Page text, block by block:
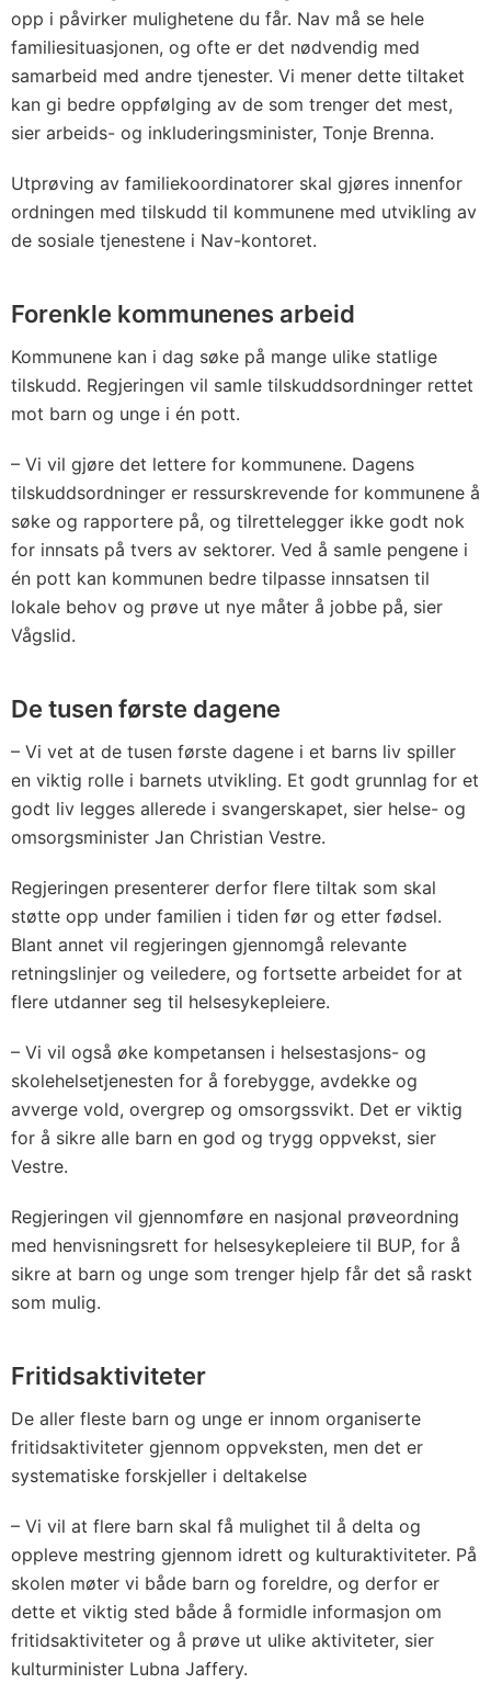
opp i påvirker mulighetene du får. Nav må se hele
familiesituasjonen, og ofte er det nødvendig med
samarbeid med andre tjenester. Vi mener dette tiltaket
kan gi bedre oppfølging av de som trenger det mest,
sier arbeids- og inkluderingsminister, Tonje Brenna.
Utprøving av familiekoordinatorer skal gjøres innenfor
ordningen med tilskudd til kommunene med utvikling av
de sosiale tjenestene i Nav-kontoret.
Forenkle kommunenes arbeid
Kommunene kan i dag søke på mange ulike statlige
tilskudd. Regjeringen vil samle tilskuddsordninger rettet
mot barn og unge i én pott.
– Vi vil gjøre det lettere for kommunene. Dagens
tilskuddsordninger er ressurskrevende for kommunene å
søke og rapportere på, og tilrettelegger ikke godt nok
for innsats på tvers av sektorer. Ved å samle pengene i
én pott kan kommunen bedre tilpasse innsatsen til
lokale behov og prøve ut nye måter å jobbe på, sier
Vågslid.
De tusen første dagene
– Vi vet at de tusen første dagene i et barns liv spiller
en viktig rolle i barnets utvikling. Et godt grunnlag for et
godt liv legges allerede i svangerskapet, sier helse- og
omsorgsminister Jan Christian Vestre.
Regjeringen presenterer derfor flere tiltak som skal
støtte opp under familien i tiden før og etter fødsel.
Blant annet vil regjeringen gjennomgå relevante
retningslinjer og veiledere, og fortsette arbeidet for at
flere utdanner seg til helsesykepleiere.
– Vi vil også øke kompetansen i helsestasjons- og
skolehelsetjenesten for å forebygge, avdekke og
avverge vold, overgrep og omsorgssvikt. Det er viktig
for å sikre alle barn en god og trygg oppvekst, sier
Vestre.
Regjeringen vil gjennomføre en nasjonal prøveordning
med henvisningsrett for helsesykepleiere til BUP, for å
sikre at barn og unge som trenger hjelp får det så raskt
som mulig.
Fritidsaktiviteter
De aller fleste barn og unge er innom organiserte
fritidsaktiviteter gjennom oppveksten, men det er
systematiske forskjeller i deltakelse
– Vi vil at flere barn skal få mulighet til å delta og
oppleve mestring gjennom idrett og kulturaktiviteter. På
skolen møter vi både barn og foreldre, og derfor er
dette et viktig sted både å formidle informasjon om
fritidsaktiviteter og å prøve ut ulike aktiviteter, sier
kulturminister Lubna Jaffery.